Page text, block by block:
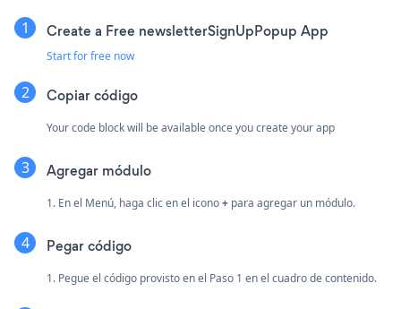
Create a Free newsletterSignUpPopup App
Start for free now
Copiar código
Your code block will be available once you create your app
Agregar módulo
1. En el Menú, haga clic en el icono+ para agregar un módulo.
Pegar código
1. Pegue el código provisto en el Paso 1 en el cuadro de contenido.